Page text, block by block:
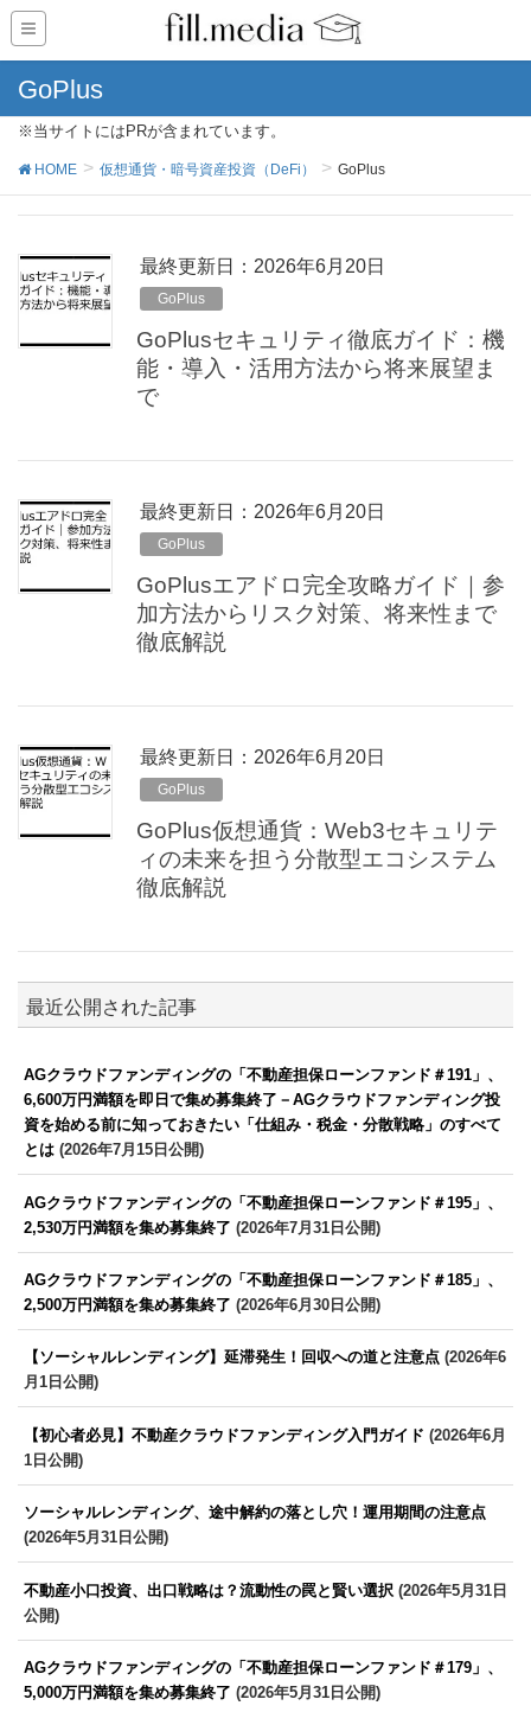
GoPlus
※当サイトにはPRが含まれています。
HOME 仮想通貨・暗号資産投資（DeFi） GoPlus
最終更新日：2026年6月20日
GoPlus
GoPlusセキュリティ徹底ガイド：機
能・導入・活用方法から将来展望ま
で
最終更新日：2026年6月20日
GoPlus
GoPlusエアドロ完全攻略ガイド｜参
加方法からリスク対策、将来性まで
徹底解説
最終更新日：2026年6月20日
GoPlus
GoPlus仮想通貨：Web3セキュリテ
ィの未来を担う分散型エコシステム
徹底解説
最近公開された記事
AGクラウドファンディングの「不動産担保ローンファンド＃191」、
6,600万円満額を即日で集め募集終了－AGクラウドファンディング投
資を始める前に知っておきたい「仕組み・税金・分散戦略」のすべて
とは (2026年7月15日公開)
AGクラウドファンディングの「不動産担保ローンファンド＃195」、
2,530万円満額を集め募集終了 (2026年7月31日公開)
AGクラウドファンディングの「不動産担保ローンファンド＃185」、
2,500万円満額を集め募集終了 (2026年6月30日公開)
【ソーシャルレンディング】延滞発生！回収への道と注意点 (2026年6
月1日公開)
【初心者必見】不動産クラウドファンディング入門ガイド (2026年6月
1日公開)
ソーシャルレンディング、途中解約の落とし穴！運用期間の注意点
(2026年5月31日公開)
不動産小口投資、出口戦略は？流動性の罠と賢い選択 (2026年5月31日
公開)
AGクラウドファンディングの「不動産担保ローンファンド＃179」、
5,000万円満額を集め募集終了 (2026年5月31日公開)